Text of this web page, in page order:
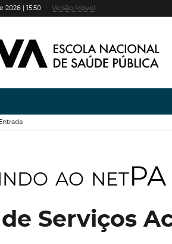
2026 | 15:50 Versão Móvel
ao netPA
Serviços